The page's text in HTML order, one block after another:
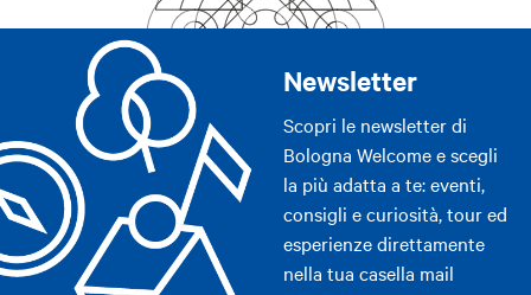
Newsletter
Scopri le newsletter di
Bologna Welcome e scegli
la più adatta a te: eventi,
consigli e curiosità, tour ed
esperienze direttamente
nella tua casella mail